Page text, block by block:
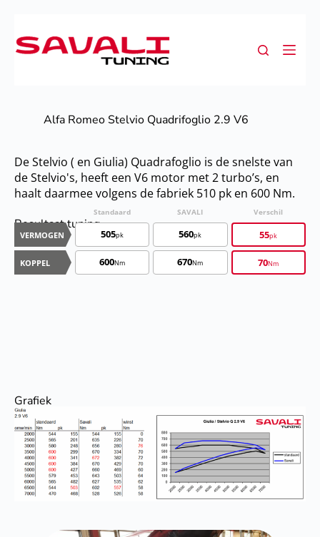
Alfa Romeo Stelvio Quadrifoglio 2.9 V6
De Stelvio ( en Giulia) Quadrafoglio is de snelste van
de Stelvio's, heeft een V6 motor met 2 turbo’s, en
haalt daarmee volgens de fabriek 510 pk en 600 Nm.
Resultaat tuning
Standaard SAVALI Verschil
VERMOGEN 505pk 560pk 55pk
KOPPEL 600Nm 670Nm 70Nm
Grafiek